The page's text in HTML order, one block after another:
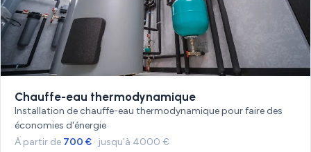
Chauffe-eau thermodynamique
Installation de chauffe-eau thermodynamique pour faire des
économies d'énergie
À partir de 700 € · jusqu'à 4000 €